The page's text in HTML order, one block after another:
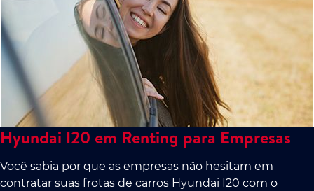
Hyundai I20 em Renting para Empresas
Você sabia por que as empresas não hesitam em
contratar suas frotas de carros Hyundai I20 com o